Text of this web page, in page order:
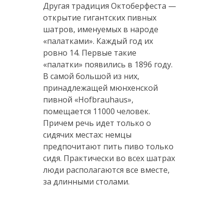
Другая традиция Октоберфеста —
открытие гигантских пивных
шатров, именуемых в народе
«палатками». Каждый год их
ровно 14. Первые такие
«палатки» появились в 1896 году.
В самой большой из них,
принадлежащей мюнхенской
пивной «Hofbrauhaus»,
помещается 11000 человек.
Причем речь идет только о
сидячих местах: немцы
предпочитают пить пиво только
сидя. Практически во всех шатрах
люди располагаются все вместе,
за длинными столами.